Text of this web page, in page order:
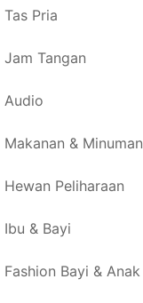
Tas Pria
Jam Tangan
Audio
Makanan & Minuman
Hewan Peliharaan
Ibu & Bayi
Fashion Bayi & Anak